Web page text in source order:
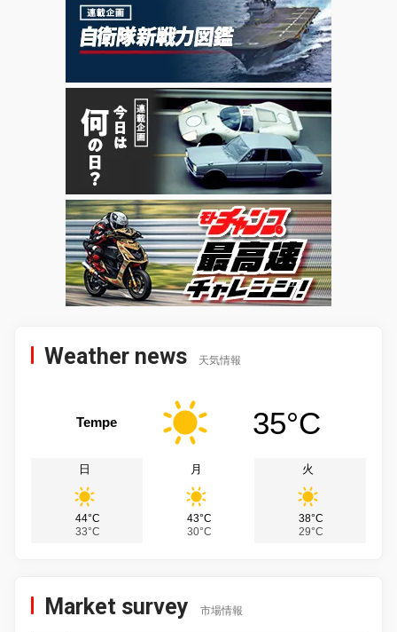
Weather news 天気情報
Tempe 35°C
日
44°C
33°C
月
43°C
30°C
火
38°C
29°C
Market survey 市場情報